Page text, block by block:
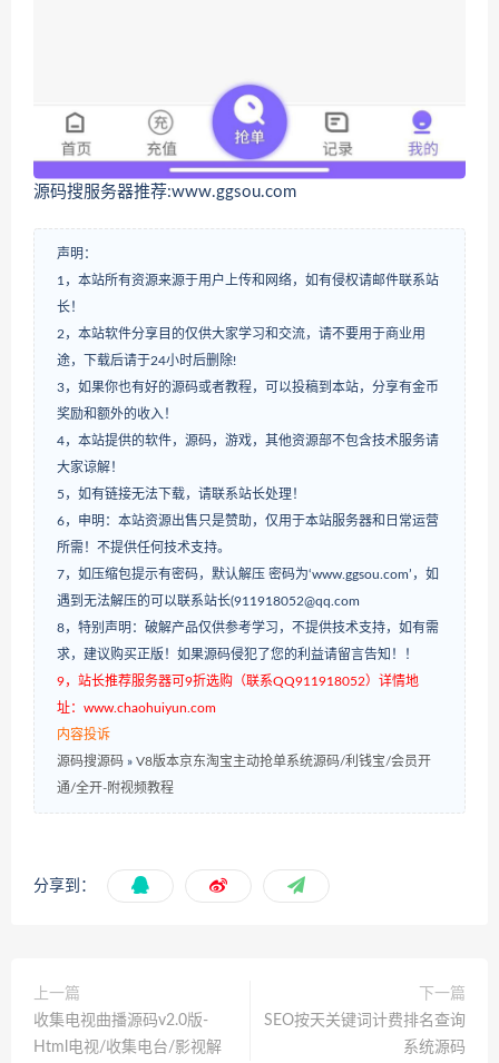
源码搜服务器推荐:www.ggsou.com
声明：
1，本站所有资源来源于用户上传和网络，如有侵权请邮件联系站
长！
2，本站软件分享目的仅供大家学习和交流，请不要用于商业用
途，下载后请于24小时后删除!
3，如果你也有好的源码或者教程，可以投稿到本站，分享有金币
奖励和额外的收入！
4，本站提供的软件，源码，游戏，其他资源部不包含技术服务请
大家谅解！
5，如有链接无法下载，请联系站长处理！
6，申明：本站资源出售只是赞助，仅用于本站服务器和日常运营
所需！不提供任何技术支持。
7，如压缩包提示有密码，默认解压 密码为‘www.ggsou.com’，如
遇到无法解压的可以联系站长(911918052@qq.com
8，特别声明：破解产品仅供参考学习，不提供技术支持，如有需
求，建议购买正版！如果源码侵犯了您的利益请留言告知！！
9，站长推荐服务器可9折选购（联系QQ911918052）详情地
址：www.chaohuiyun.com
内容投诉
源码搜源码 » V8版本京东淘宝主动抢单系统源码/利钱宝/会员开
通/全开-附视频教程
分享到：
上一篇
收集电视曲播源码v2.0版-
Html电视/收集电台/影视解
下一篇
SEO按天关键词计费排名查询
系统源码